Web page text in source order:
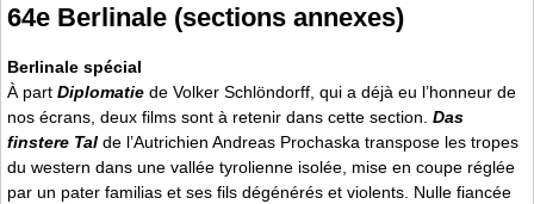
64e Berlinale (sections annexes)
Berlinale spécial
À part Diplomatie de Volker Schlöndorff, qui a déjà eu l’honneur de
nos écrans, deux films sont à retenir dans cette section. Das
finstere Tal de l’Autrichien Andreas Prochaska transpose les tropes
du western dans une vallée tyrolienne isolée, mise en coupe réglée
par un pater familias et ses fils dégénérés et violents. Nulle fiancée